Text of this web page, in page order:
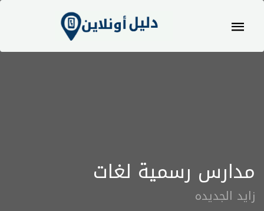
مدارس رسمية لغات
زايد الجديده